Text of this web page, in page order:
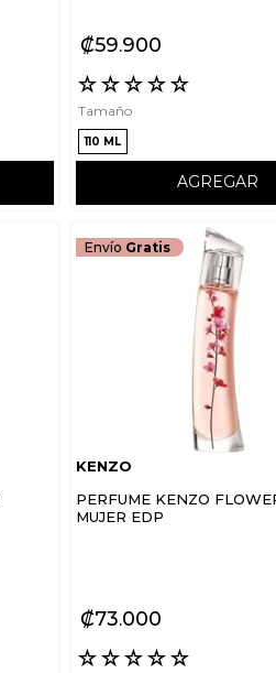
₡59900
☆☆☆☆☆
Tamaño
110 ML
AGREGAR
Envío Gratis
KENZO
PERFUME KENZO
MUJER EDP
₡73000
☆☆☆☆☆